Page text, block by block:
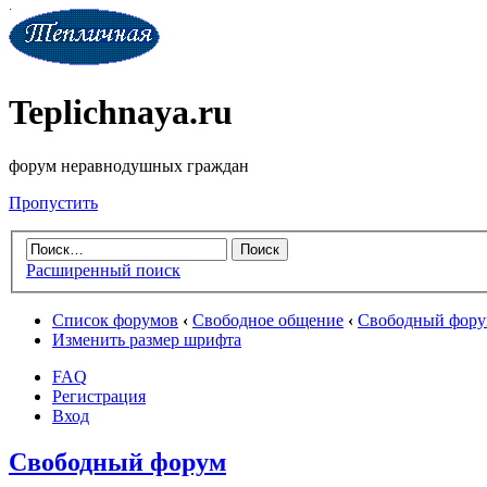
Teplichnaya.ru
форум неравнодушных граждан
Пропустить
Расширенный поиск
Список форумов ‹ Свободное общение ‹ Свободный
Изменить размер шрифта
FAQ
Регистрация
Вход
Свободный форум